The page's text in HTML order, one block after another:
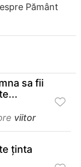
Pământ
sa fii
viitor
ţinta